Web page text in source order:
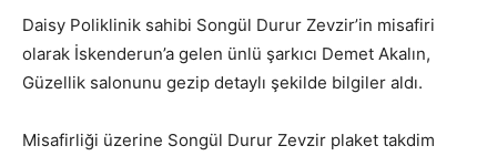
Daisy Poliklinik sahibi Songül Durur Zevzir’in misafiri
olarak İskenderun’a gelen ünlü şarkıcı Demet Akalın,
Güzellik salonunu gezip detaylı şekilde bilgiler aldı.
Misafirliği üzerine Songül Durur Zevzir plaket takdim